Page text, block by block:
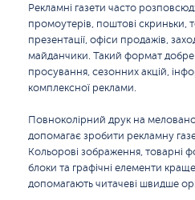
Рекламні газети часто
промоутерів, поштові скриньки,
презентації, офіси продажів,
майданчики. Такий формат добре
просування, сезонних акцій,
комплексної реклами.
Повноколірний друк на
допомагає зробити рекламну
Кольорові зображення, товарні
блоки та графічні елементи
допомагають читачеві швидше